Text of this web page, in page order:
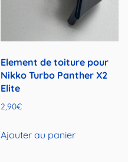
Element de toiture pour
Nikko Turbo Panther X2
Elite
2,90€
Ajouter au panier